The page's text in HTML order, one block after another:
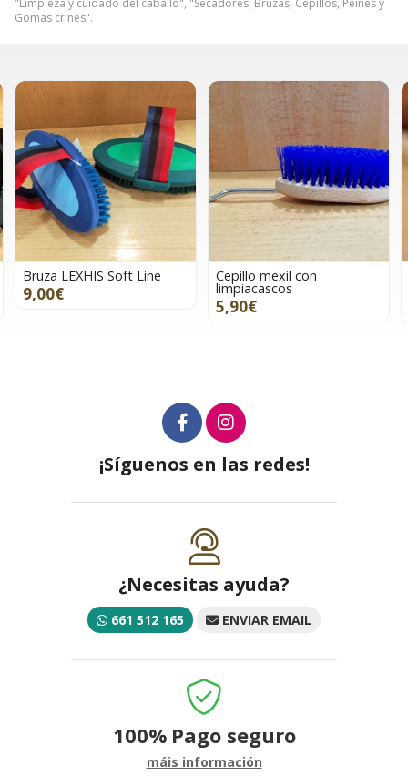
"Limpieza y cuidado del caballo", "Secadores, Bruzas, Cepillos, Peines y
Gomas crines".
Cepillo mexil con
limpiacascos
5,90€
Cepillo SPRENGER Basic
Dandy
16,00€
¡Síguenos en las redes!
¿Necesitas ayuda?
661 512 165 ENVIAR EMAIL
100% Pago seguro
máis información